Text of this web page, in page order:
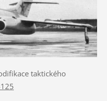
taktického